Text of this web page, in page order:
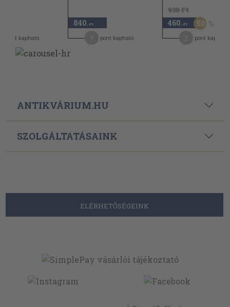
pont kapható
840 ,-Ft
pont kapható
930 Ft
460 ,-Ft 50
pont kapható
ANTIKVÁRIUM.HU
SZOLGÁLTATÁSAINK
ELÉRHETŐSÉGEINK